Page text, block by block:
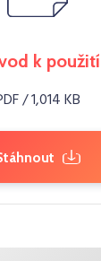
k použití
/ 1,014 KB